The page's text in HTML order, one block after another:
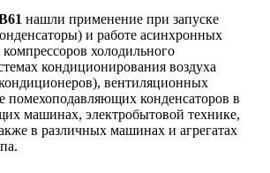
нашли применение при запуске
и работе асинхронных
компрессоров холодильного
кондиционирования воздуха
вентиляционных
помехоподавляющих конденсаторов в
машинах, электробытовой технике,
в различных машинах и агрегатах